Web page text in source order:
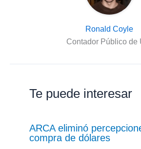
Ronald Coyle
Contador Público de
Te puede interesar
ARCA eliminó
compra de dólares